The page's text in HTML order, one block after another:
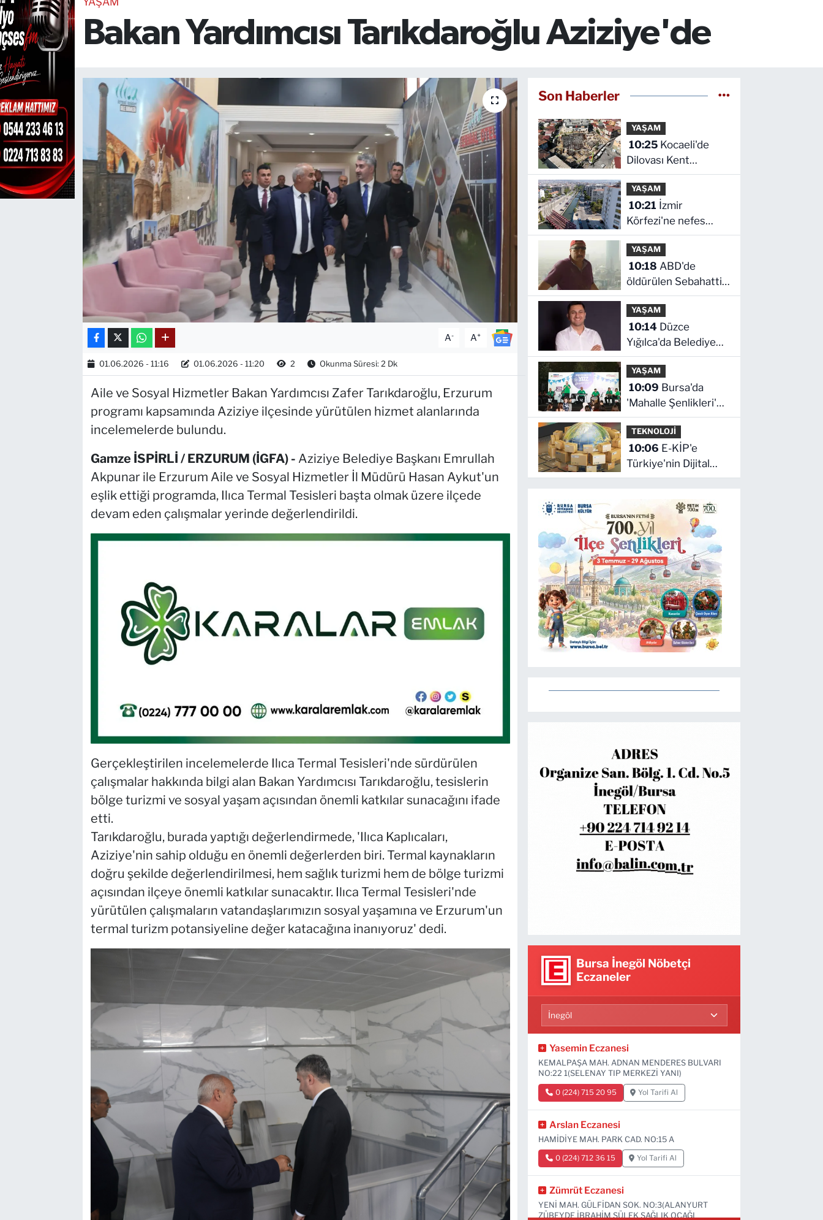
Bakan Yardımcısı Tarıkdaroğlu Aziziye'de
A- A+
01.06.2026 - 11:16 01.06.2026 - 11:20 2 Okunma Süresi: 2 Dk
Aile ve Sosyal Hizmetler Bakan Yardımcısı Zafer Tarıkdaroğlu, Erzurum
programı kapsamında Aziziye ilçesinde yürütülen hizmet alanlarında
incelemelerde bulundu.
Gamze İSPİRLİ / ERZURUM (İGFA) - Aziziye Belediye Başkanı Emrullah
Akpunar ile Erzurum Aile ve Sosyal Hizmetler İl Müdürü Hasan Aykut'un
eşlik ettiği programda, Ilıca Termal Tesisleri başta olmak üzere ilçede
devam eden çalışmalar yerinde değerlendirildi.
Gerçekleştirilen incelemelerde Ilıca Termal Tesisleri'nde sürdürülen
çalışmalar hakkında bilgi alan Bakan Yardımcısı Tarıkdaroğlu, tesislerin
bölge turizmi ve sosyal yaşam açısından önemli katkılar sunacağını ifade
etti.
Tarıkdaroğlu, burada yaptığı değerlendirmede, 'Ilıca Kaplıcaları,
Aziziye'nin sahip olduğu en önemli değerlerden biri. Termal kaynakların
doğru şekilde değerlendirilmesi, hem sağlık turizmi hem de bölge turizmi
açısından ilçeye önemli katkılar sunacaktır. Ilıca Termal Tesisleri'nde
yürütülen çalışmaların vatandaşlarımızın sosyal yaşamına ve Erzurum'un
termal turizm potansiyeline değer katacağına inanıyoruz' dedi.
Son Haberler
YAŞAM
10:25
Dilovası Kent
Meydanı hızlandı
YAŞAM
10:21
Körfezi'ne nefes
aldıran operasyon...
Manda ve Bostanlı
temizlendi
YAŞAM
10:18 ABD'de
öldürülen Sebahattin
Çiftçi'nin eşinden
adalet çağrısı: İki
yıldır mağduruz
YAŞAM
10:14
Yığılca'da Belediye
Başkanı Selami
Savaş'a bir kapı daha
kapandı!
YAŞAM
10:09
'Mahalle Şenlikleri'
Osmangazilileri
eğlendiriyor
TEKNOLOJİ
10:06
Türkiye'nin Dijital
Dönüşüm Ödülü...
zirvede
Bursa İnegöl Nöbetçi
Eczaneler
Yasemin Eczanesi
KEMALPAŞA MAH. ADNAN MENDERES BULVARI
NO:22 1(SELENAY TIP MERKEZİ YANI)
0 (224) 715 20 95 Yol Tarifi Al
Arslan Eczanesi
HAMİDİYE MAH. PARK CAD. NO:15 A
0 (224) 712 36 15 Yol Tarifi Al
Zümrüt Eczanesi
YENİ MAH. GÜLFİDAN SOK. NO:3(ALANYURT
ZÜBEYDE İBRAHİM SÜLEK SAĞLIK OCAĞI
TEKNOLOJİ
CANLI DİNLE
RESMİ İLANLAR
Gencsesfm Canlı Dinle